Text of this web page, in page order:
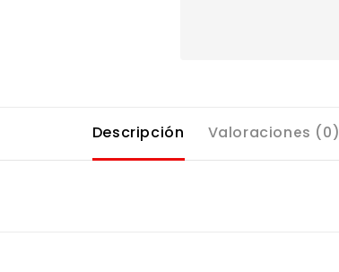
Descripción Valoraciones (0)